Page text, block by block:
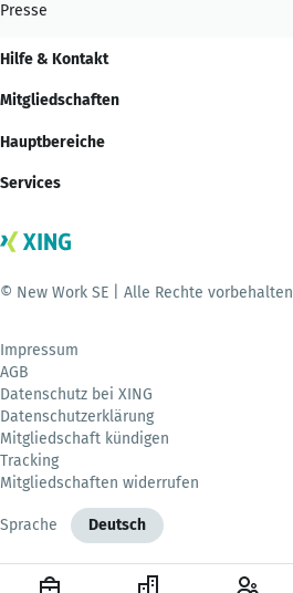
Presse
Hilfe & Kontakt
Mitgliedschaften
Hauptbereiche
Services
© New Work SE | Alle Rechte vorbehalten
Impressum
AGB
Datenschutz bei XING
Datenschutzerklärung
Mitgliedschaft kündigen
Tracking
Mitgliedschaften widerrufen
Sprache Deutsch